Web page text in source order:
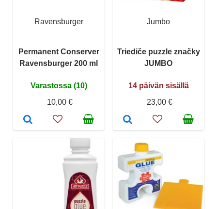
Ravensburger
Permanent Conserver
Ravensburger 200 ml
Varastossa (10)
10,00 €
Jumbo
Triediče puzzle značky
JUMBO
14 päivän sisällä
23,00 €